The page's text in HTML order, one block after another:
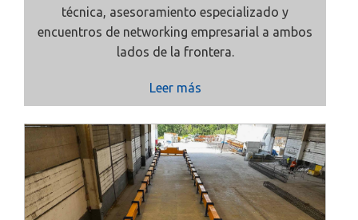
técnica, asesoramiento especializado y
encuentros de networking empresarial a ambos
lados de la frontera.
Leer más